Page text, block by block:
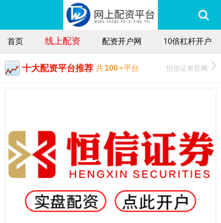
首页 线上配资 配资开户网 10倍杠杆开户
十大配资平台推荐 共100+平台 恒信证券官网